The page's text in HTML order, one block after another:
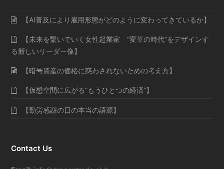
【AI普及により雇用形態がどのように変わってきているか】
【未来を繋いでいく女性起業家 “変革の時代”をデザインす
る新しいリーダー像】
【暗号資産の価格に惑わされないための考え方】
【仮想空間に広がる“もうひとつの経済”】
【勤労感謝の日の本当の語源】
Contact Us